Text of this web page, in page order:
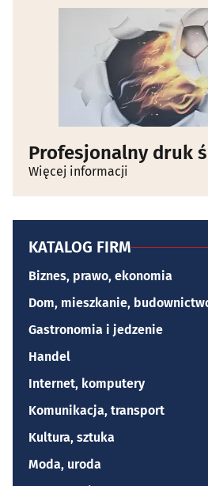
Profesjonalny druk
Więcej informacji
KATALOG FIRM
Biznes, prawo, ekonomia
Dom, mieszkanie,
Gastronomia i jedzenie
Handel
Internet, komputery
Komunikacja, transport
Kultura, sztuka
Moda, uroda